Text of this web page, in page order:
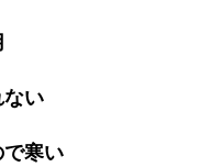
ない
で寒い